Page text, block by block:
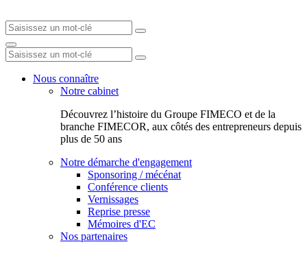
Nous connaître
Notre cabinet
Découvrez l’histoire du Groupe FIMECO et de la
branche FIMECOR, aux côtés des entrepreneurs depuis
plus de 50 ans
Notre démarche d'engagement
Sponsoring / mécénat
Conférence clients
Vernissages
Reprise presse
Mémoires d'EC
Nos partenaires